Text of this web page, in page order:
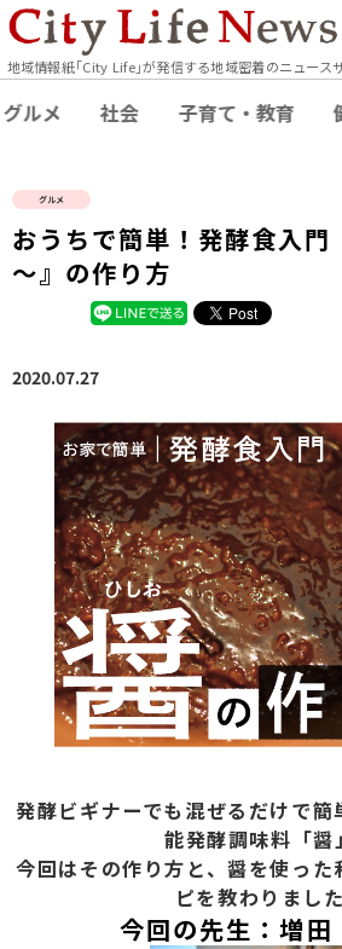
地域情報紙｢City Life｣が発信する地域密着のニュース
グルメ 社会 子育て・教育
グルメ
おうちで簡単！発酵食入門
～』の作り方
2020.07.27
発酵ビギナーでも混ぜるだけで
能発酵調味料「醤
今回はその作り方と、醤を使った
ピを教わりまし
今回の先生：増田